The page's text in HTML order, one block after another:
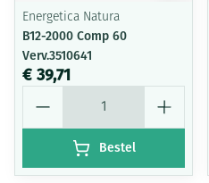
Energetica Natura
B12-2000 Comp 60
Verv.3510641
€ 39,71
Bestel